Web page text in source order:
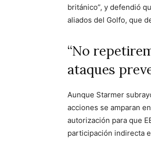
británico”, y defendió
aliados del Golfo, que
“No
ataques
Aunque Starmer
acciones se amparan
autorización para que
participación indirecta